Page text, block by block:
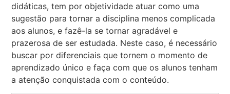
didáticas, tem por objetividade atuar como uma
sugestão para tornar a disciplina menos complicada
aos alunos, e fazê-la se tornar agradável e
prazerosa de ser estudada. Neste caso, é necessário
buscar por diferenciais que tornem o momento de
aprendizado único e faça com que os alunos tenham
a atenção conquistada com o conteúdo.